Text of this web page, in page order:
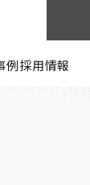
例採用情報